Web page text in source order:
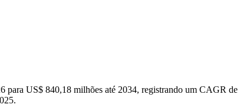
para US$ 840,18 milhões até 2034, registrando um CAGR de